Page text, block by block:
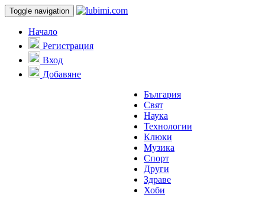
Toggle navigation
Начало
Регистрация
Вход
Добавяне
България
Свят
Наука
Технологии
Клюки
Музика
Спорт
Други
Здраве
Хоби